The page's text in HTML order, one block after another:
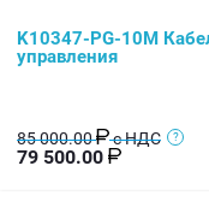
K10347-PG-10M
управления
85 000.00 с НДС
79 500.00